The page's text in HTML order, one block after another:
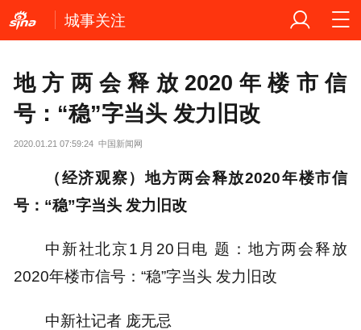
城事关注
地方两会释放2020年楼市信
号：“稳”字当头 发力旧改
2020.01.21 07:59:24 中国新闻网
（经济观察）地方两会释放2020年楼市信
号：“稳”字当头 发力旧改
中新社北京1月20日电 题：地方两会释放
2020年楼市信号：“稳”字当头 发力旧改
中新社记者 庞无忌